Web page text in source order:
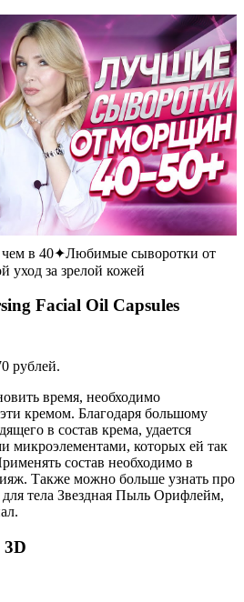
чем в 40✦Любимые сыворотки от
за зрелой кожей
Facial Oil Capsules
рублей.
время, необходимо
кремом. Благодаря большому
в состав крема, удается
микроэлементами, которых ей так
состав необходимо в
Также можно больше узнать про
тела Звездная Пыль Орифлейм,
3D